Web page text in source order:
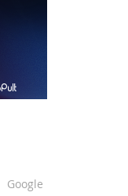
Google